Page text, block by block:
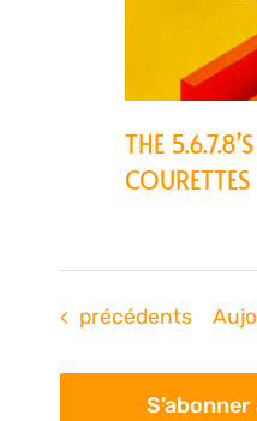
THE
COURETTES
Évènements
précédents